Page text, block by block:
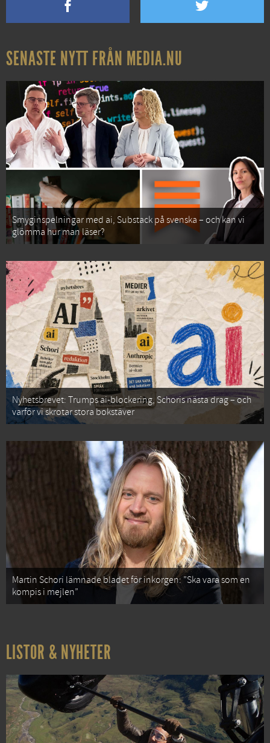
SENASTE NYTT FRÅN MEDIA.NU
Smyginspelningar med ai, Substack på svenska – och kan vi
glömma hur man läser?
Nyhetsbrevet: Trumps ai-blockering, Schoris nästa drag – och
varför vi skrotar stora bokstäver
Martin Schori lämnade bladet för inkorgen: ”Ska vara som en
kompis i mejlen”
LISTOR & NYHETER